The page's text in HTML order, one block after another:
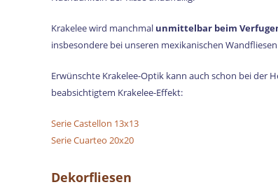
Krakelee wird manchmal unmittelbar beim
insbesondere bei unseren mexikanischen
Erwünschte Krakelee-Optik kann auch schon bei der
beabsichtigtem Krakelee-Effekt:
Serie Castellon 13x13
Serie Cuarteo 20x20
Dekorfliesen